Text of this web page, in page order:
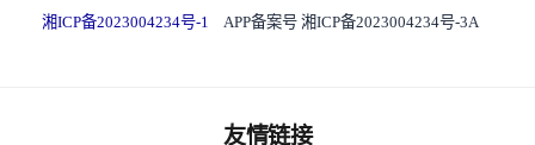
湘ICP备2023004234号-1 APP备案号 湘ICP备2023004234号-3A
友情链接